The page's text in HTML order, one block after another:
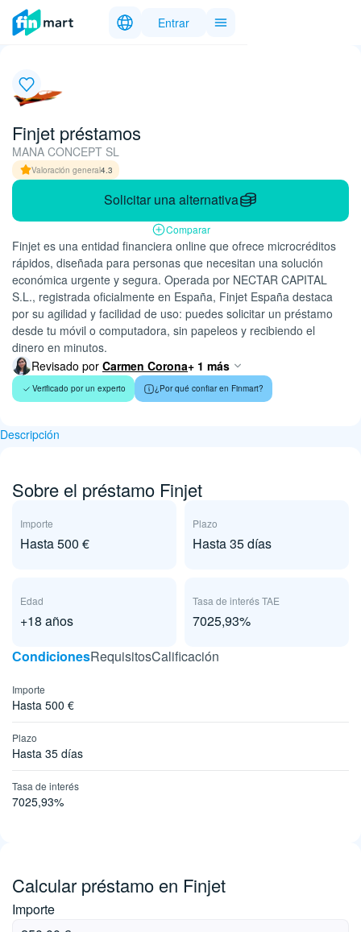
Entrar
Finjet préstamos
MANA CONCEPT SL
Valoración general4.3
Solicitar una alternativa
Comparar
Finjet es una entidad financiera online que ofrece microcréditos
rápidos, diseñada para personas que necesitan una solución
económica urgente y segura. Operada por NECTAR CAPITAL
S.L., registrada oficialmente en España, Finjet España destaca
por su agilidad y facilidad de uso: puedes solicitar un préstamo
desde tu móvil o computadora, sin papeleos y recibiendo el
dinero en minutos.
Revisado por Carmen Corona+ 1 más
Verificado por un experto ¿Por qué confiar en Finmart?
Descripción
Sobre el préstamo Finjet
Importe
Hasta 500 €
Plazo
Hasta 35 días
Edad
+18 años
Tasa de interés TAE
7025,93%
СondicionesRequisitosCalificación
Importe
Hasta 500 €
Plazo
Hasta 35 días
Tasa de interés
7025,93%
Calcular préstamo en Finjet
Importe